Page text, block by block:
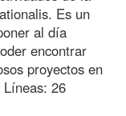
Es un
al día
encontrar
proyectos en
26